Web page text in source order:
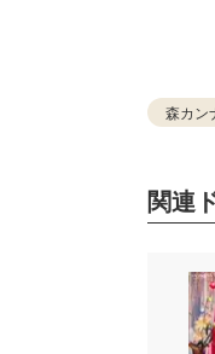
森カン
関連